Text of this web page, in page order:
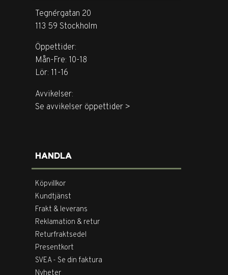
Tegnérgatan 20
113 59 Stockholm
Öppettider:
Mån-Fre: 10-18
Lör: 11-16
Avvikelser:
Se avvikelser öppettider >
HANDLA
Köpvillkor
Kundtjänst
Frakt & leverans
Reklamation & retur
Returfraktsedel
Presentkort
SVEA - Se din faktura